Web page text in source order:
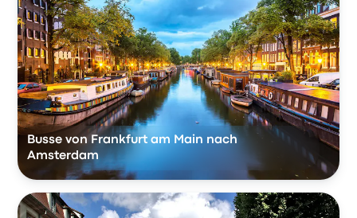
Busse von Frankfurt am Main nach
Amsterdam